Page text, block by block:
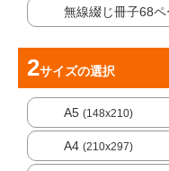
無線綴じ冊子68ペ
サイズの選択
A5 (148x210)
A4 (210x297)